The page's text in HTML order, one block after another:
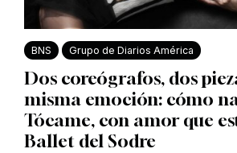
BNS Grupo de Diarios América
Dos coreógrafos, dos
misma emoción: cómo
Tócame, con amor que
Ballet del Sodre